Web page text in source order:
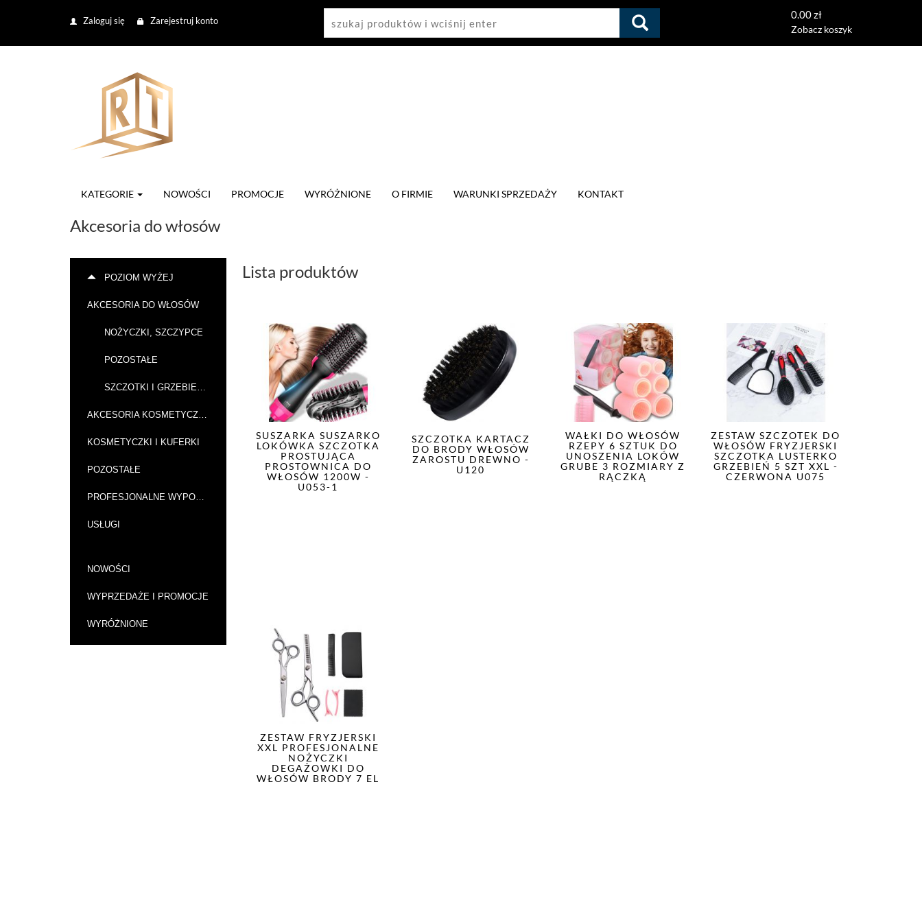
Zaloguj się Zarejestruj konto 0.00 zł
Zobacz koszyk
KATEGORIE NOWOŚCI PROMOCJE WYRÓŻNIONE O FIRMIE WARUNKI SPRZEDAŻY KONTAKT
Akcesoria do włosów
POZIOM WYŻEJ
AKCESORIA DO WŁOSÓW
NOŻYCZKI, SZCZYPCE
POZOSTAŁE
SZCZOTKI I GRZEBIENIE
AKCESORIA KOSMETYCZNE
KOSMETYCZKI I KUFERKI
POZOSTAŁE
PROFESJONALNE WYPOSAŻENIE SALONÓW
USŁUGI
NOWOŚCI
WYPRZEDAŻE I PROMOCJE
WYRÓŻNIONE
Lista produktów
SUSZARKA SUSZARKO
LOKÓWKA SZCZOTKA
PROSTUJĄCA
PROSTOWNICA DO
WŁOSÓW 1200W -
U053-1
SZCZOTKA KARTACZ
DO BRODY WŁOSÓW
ZAROSTU DREWNO -
U120
WAŁKI DO WŁOSÓW
RZEPY 6 SZTUK DO
UNOSZENIA LOKÓW
GRUBE 3 ROZMIARY Z
RĄCZKĄ
ZESTAW SZCZOTEK DO
WŁOSÓW FRYZJERSKI
SZCZOTKA LUSTERKO
GRZEBIEŃ 5 SZT XXL -
CZERWONA U075
ZESTAW FRYZJERSKI
XXL PROFESJONALNE
NOŻYCZKI
DEGAŻOWKI DO
WŁOSÓW BRODY 7 EL